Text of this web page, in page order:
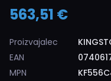
563,51 €
Proizvajalec
EAN
MPN